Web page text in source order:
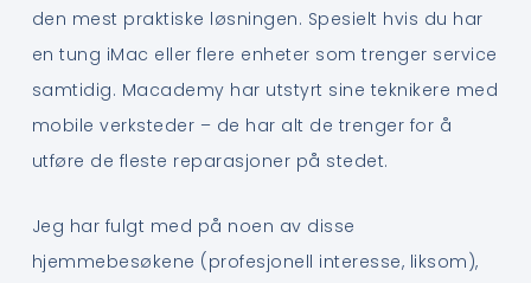
den mest praktiske løsningen. Spesielt hvis du har
en tung iMac eller flere enheter som trenger service
samtidig. Macademy har utstyrt sine teknikere med
mobile verksteder – de har alt de trenger for å
utføre de fleste reparasjoner på stedet.
Jeg har fulgt med på noen av disse
hjemmebesøkene (profesjonell interesse, liksom),